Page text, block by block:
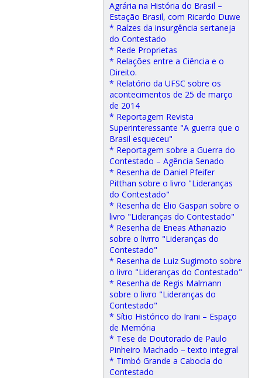
Agrária na História do Brasil –
Estação Brasil, com Ricardo Duwe
* Raízes da insurgência sertaneja
do Contestado
* Rede Proprietas
* Relações entre a Ciência e o
Direito.
* Relatório da UFSC sobre os
acontecimentos de 25 de março
de 2014
* Reportagem Revista
Superinteressante "A guerra que o
Brasil esqueceu"
* Reportagem sobre a Guerra do
Contestado – Agência Senado
* Resenha de Daniel Pfeifer
Pitthan sobre o livro "Lideranças
do Contestado"
* Resenha de Elio Gaspari sobre o
livro "Lideranças do Contestado"
* Resenha de Eneas Athanazio
sobre o livrro "Lideranças do
Contestado"
* Resenha de Luiz Sugimoto sobre
o livro "Lideranças do Contestado"
* Resenha de Regis Malmann
sobre o livro "Lideranças do
Contestado"
* Sítio Histórico do Irani – Espaço
de Memória
* Tese de Doutorado de Paulo
Pinheiro Machado – texto integral
* Timbó Grande a Cabocla do
Contestado